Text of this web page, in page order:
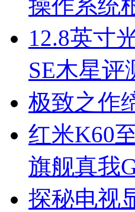
操作系统
12.8英寸
SE木星评
极致之作
红米K60
旗舰真我
探秘电视